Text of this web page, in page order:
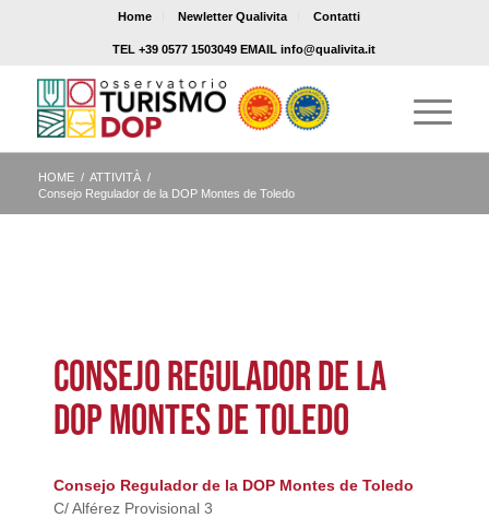
Home Newletter Qualivita Contatti
TEL +39 0577 1503049 EMAIL info@qualivita.it
HOME / ATTIVITÀ /
Consejo Regulador de la DOP Montes de Toledo
CONSEJO REGULADOR DE LA
DOP MONTES DE TOLEDO
Consejo Regulador de la DOP Montes de Toledo
C/ Alférez Provisional 3